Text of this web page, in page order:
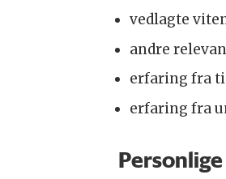
vedlagte
andre
erfaring fra
erfaring fra